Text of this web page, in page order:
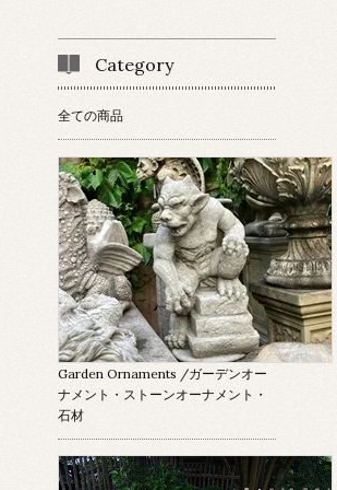
Category
全ての商品
Garden Ornaments /ガーデンオー
ナメント・ストーンオーナメント・
石材